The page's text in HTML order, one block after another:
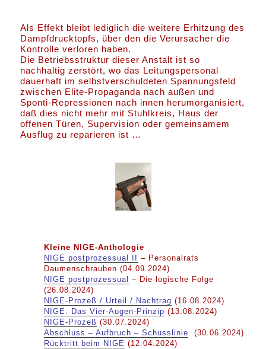
Als Effekt bleibt lediglich die weitere Erhitzung des
Dampfdrucktopfs, über den die Verursacher die
Kontrolle verloren haben.
Die Betriebsstruktur dieser Anstalt ist so
nachhaltig zerstört, wo das Leitungspersonal
dauerhaft im selbstverschuldeten Spannungsfeld
zwischen Elite-Propaganda nach außen und
Sponti-Repressionen nach innen herumorganisiert,
daß dies nicht mehr mit Stuhlkreis, Haus der
offenen Türen, Supervision oder gemeinsamem
Ausflug zu reparieren ist …
Kleine NIGE-Anthologie
NIGE postprozessual II
– Personalrats
Daumenschrauben (04.09.2024)
NIGE postprozessual – Die logische Folge
(26.08.2024)
NIGE-Prozeß / Urteil / Nachtrag (16.08.2024)
NIGE: Das Vier-Augen-Prinzip (13.08.2024)
NIGE-Prozeß (30.07.2024)
Abschluss – Aufbruch – Schusslinie (30.06.2024)
Rücktritt beim NIGE (12.04.2024)